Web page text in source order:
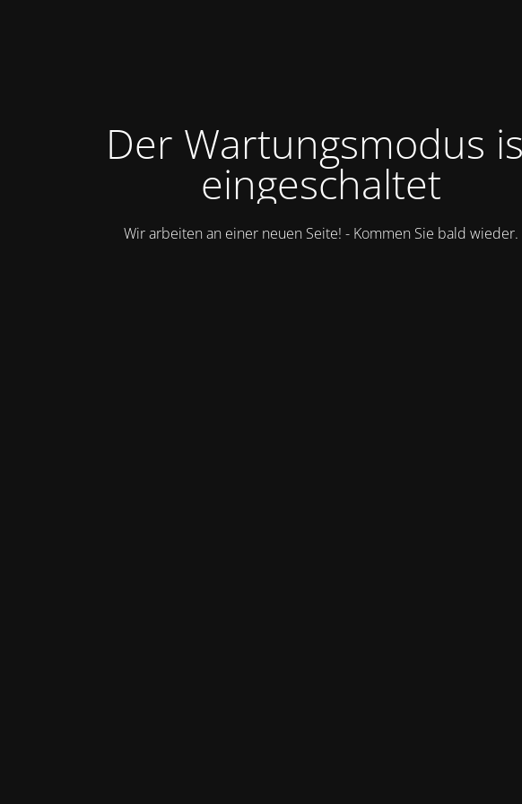
Der Wartungsmodus
eingeschaltet
Wir arbeiten an einer neuen Seite! - Kommen Sie bald wieder.